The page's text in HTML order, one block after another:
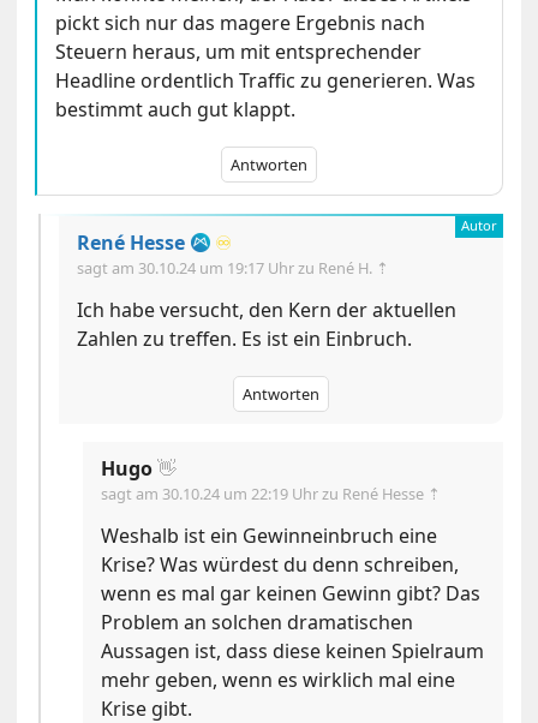
pickt sich nur das magere Ergebnis nach
Steuern heraus, um mit entsprechender
Headline ordentlich Traffic zu generieren. Was
bestimmt auch gut klappt.
Antworten
René Hesse ♾️
sagt am 30.10.24 um 19:17 Uhrzu René H. ⇡
Ich habe versucht, den Kern der aktuellen
Zahlen zu treffen. Es ist ein Einbruch.
Antworten
Hugo👋
sagt am 30.10.24 um 22:19 Uhrzu René Hesse ⇡
Weshalb ist ein Gewinneinbruch eine
Krise? Was würdest du denn schreiben,
wenn es mal gar keinen Gewinn gibt? Das
Problem an solchen dramatischen
Aussagen ist, dass diese keinen Spielraum
mehr geben, wenn es wirklich mal eine
Krise gibt.